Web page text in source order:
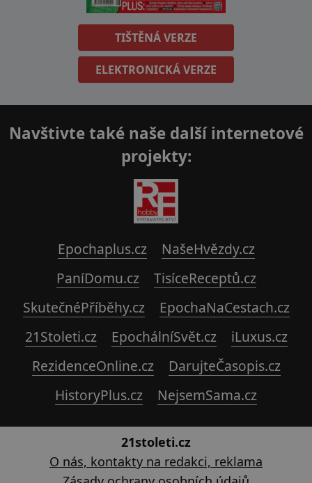
TIŠTĚNÁ VERZE
ELEKTRONICKÁ VERZE
Navštivte také naše další internetové
projekty:
Epochaplus.cz
NašeHvězdy.cz
PaníDomu.cz
TisíceReceptů.cz
SkutečnéPříběhy.cz
EpochaNaCestach.cz
21Stoleti.cz
EpochálníSvět.cz
iLuxus.cz
RezidenceOnline.cz
DarujteČasopis.cz
HistoryPlus.cz
NejsemSama.cz
21stoleti.cz
O nás, kontakty na redakci, reklama